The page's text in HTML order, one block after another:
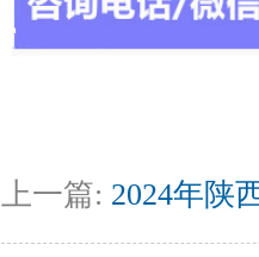
上一篇: 2024年陕